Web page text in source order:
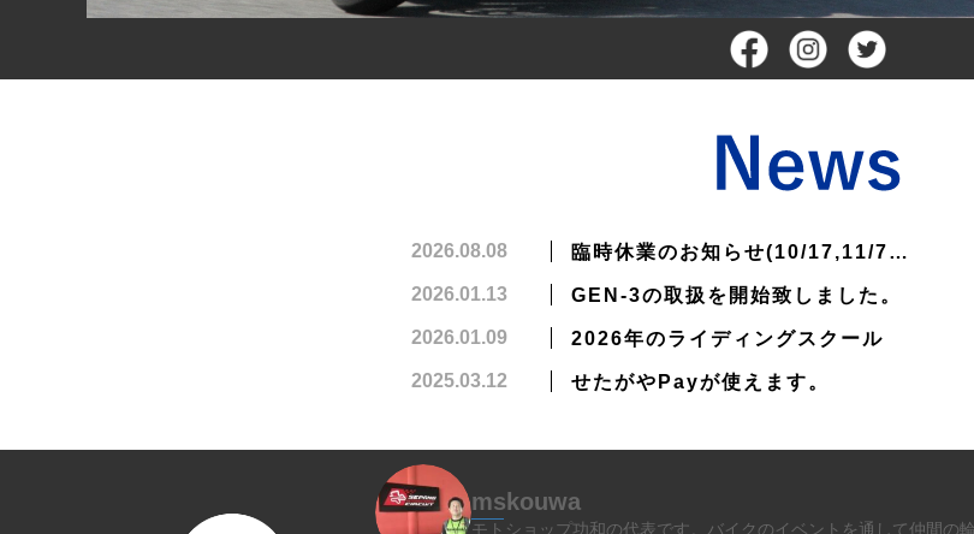
2026.08.08 臨時休業のお知らせ(10/17,11/7…
2026.01.13 GEN-3の取扱を開始致しました。
2026.01.09 2026年のライディングスクール
2025.03.12 せたがやPayが使えます。
mskouwa
モトショップ功和の代表です。バイクのイベントを通して仲間